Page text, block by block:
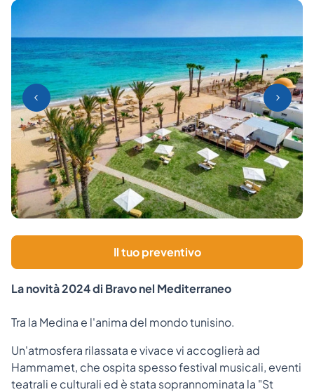
Il tuo preventivo
La novità 2024 di Bravo nel Mediterraneo
Tra la Medina e l'anima del mondo tunisino.
Un'atmosfera rilassata e vivace vi accoglierà ad
Hammamet, che ospita spesso festival musicali, eventi
teatrali e culturali ed è stata soprannominata la "St